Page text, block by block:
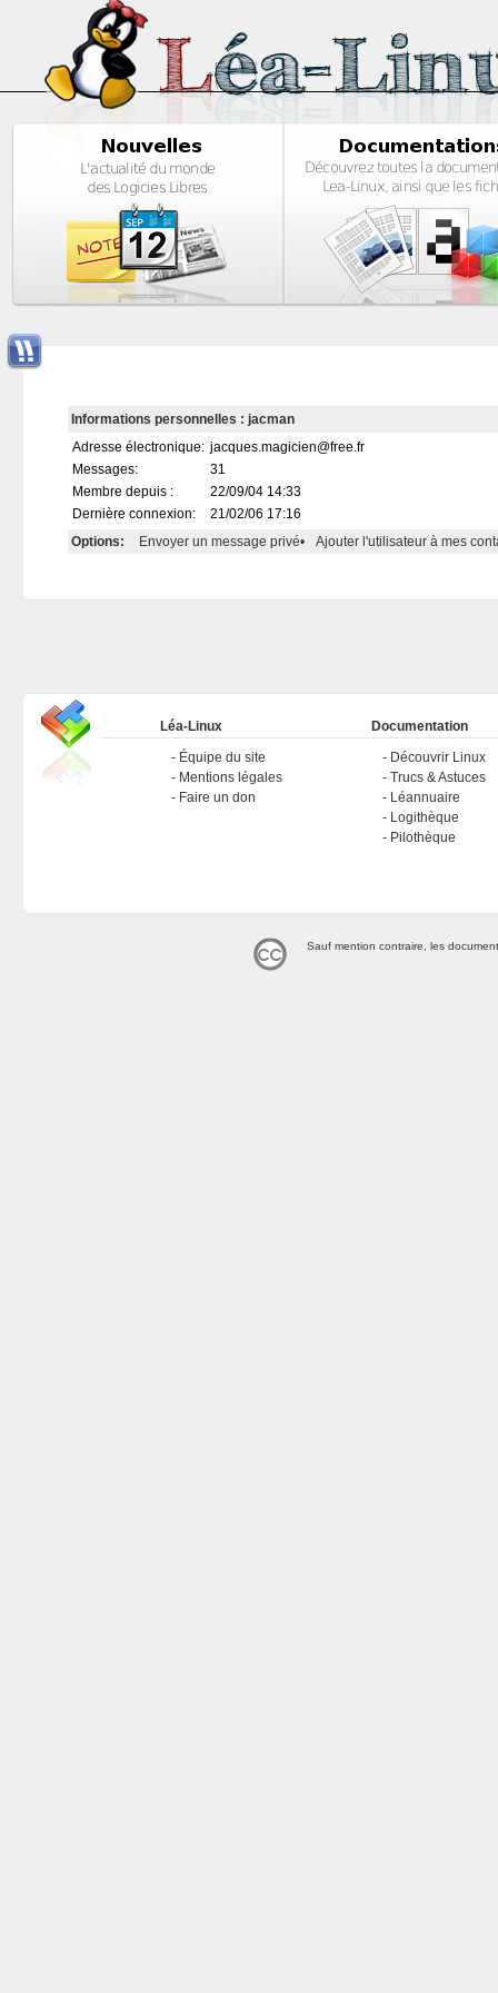
Informations personnelles : jacman
Adresse électronique: jacques.magicien@free.fr
Messages:
31
Membre depuis :
22/09/04 14:33
Dernière connexion:
21/02/06 17:16
Options:
Envoyer un message privé• Ajouter l'utilisateur à mes
Léa-Linux
Équipe du site
Mentions légales
Faire un don
Documentation
Découvrir Linux
Trucs & Astuces
Léannuaire
Logithèque
Pilothèque
Sauf mention contraire, les